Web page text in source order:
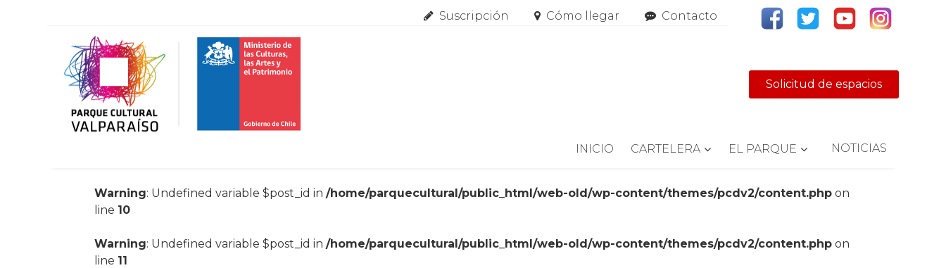
Suscripción Cómo llegar Contacto
Solicitud de espacios
INICIO CARTELERA EL PARQUE NOTICIAS
Warning: Undefined variable $post_id in/home/parquecultural/public_html/web-old/wp-content/themes/pcdv2/content.php on
line 10
Warning: Undefined variable $post_id in/home/parquecultural/public_html/web-old/wp-content/themes/pcdv2/content.php on
line 11